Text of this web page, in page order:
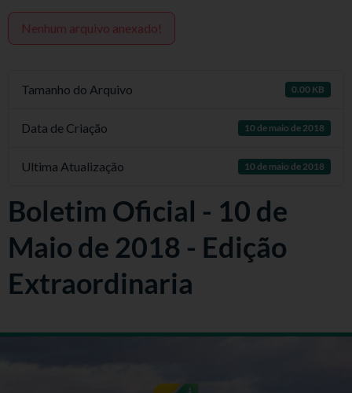
Nenhum arquivo anexado!
Tamanho do Arquivo 0.00 KB
Data de Criação 10 de maio de 2018
Ultima Atualização 10 de maio de 2018
Boletim Oficial - 10 de
Maio de 2018 - Edição
Extraordinaria